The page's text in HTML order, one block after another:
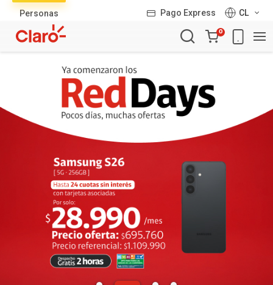
Personas Pago Express
CL
Carro
de
0
productos